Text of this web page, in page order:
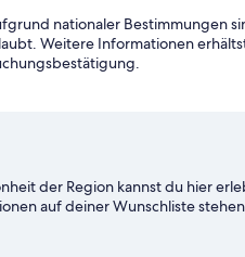
nationaler Bestimmungen
Weitere Informationen
der Region kannst du hier
auf deiner Wunschliste